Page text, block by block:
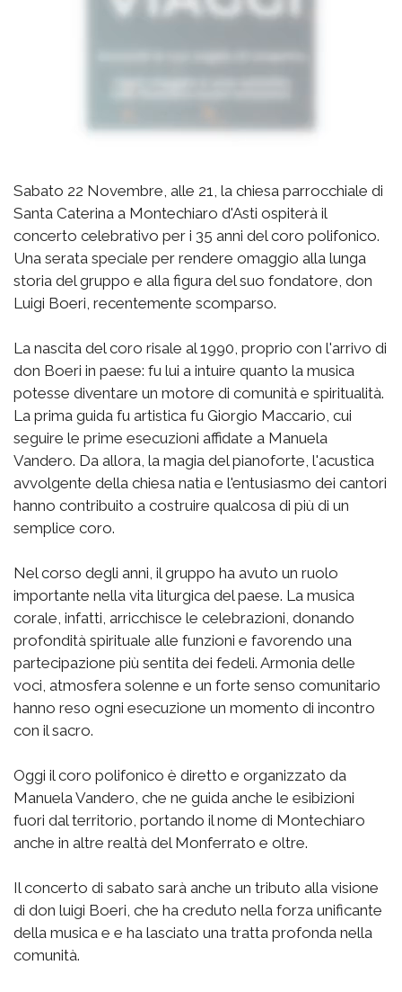
Sabato 22 Novembre, alle 21, la chiesa parrocchiale di
Santa Caterina a Montechiaro d'Asti ospiterà il
concerto celebrativo per i 35 anni del coro polifonico.
Una serata speciale per rendere omaggio alla lunga
storia del gruppo e alla figura del suo fondatore, don
Luigi Boeri, recentemente scomparso.
La nascita del coro risale al 1990, proprio con l'arrivo di
don Boeri in paese: fu lui a intuire quanto la musica
potesse diventare un motore di comunità e spiritualità.
La prima guida fu artistica fu Giorgio Maccario, cui
seguire le prime esecuzioni affidate a Manuela
Vandero. Da allora, la magia del pianoforte, l'acustica
avvolgente della chiesa natia e l'entusiasmo dei cantori
hanno contribuito a costruire qualcosa di più di un
semplice coro.
Nel corso degli anni, il gruppo ha avuto un ruolo
importante nella vita liturgica del paese. La musica
corale, infatti, arricchisce le celebrazioni, donando
profondità spirituale alle funzioni e favorendo una
partecipazione più sentita dei fedeli. Armonia delle
voci, atmosfera solenne e un forte senso comunitario
hanno reso ogni esecuzione un momento di incontro
con il sacro.
Oggi il coro polifonico è diretto e organizzato da
Manuela Vandero, che ne guida anche le esibizioni
fuori dal territorio, portando il nome di Montechiaro
anche in altre realtà del Monferrato e oltre.
Il concerto di sabato sarà anche un tributo alla visione
di don luigi Boeri, che ha creduto nella forza unificante
della musica e e ha lasciato una tratta profonda nella
comunità.